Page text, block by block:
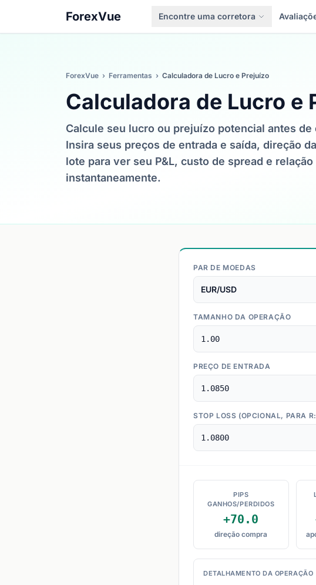
ForexVue Encontre uma corretora
ForexVue › Ferramentas › Calculadora de Lucro e Prejuízo
Calculadora de Lucro e
Calcule seu lucro ou prejuízo potencial antes de
Insira seus preços de entrada e saída, direção
lote para ver seu P&L, custo de spread e
instantaneamente.
PAR DE MOEDAS
TAMANHO DA OPERAÇÃO
PREÇO DE ENTRADA
STOP LOSS (OPCIONAL, PARA
PIPS
GANHOS/PERDIDOS
+70.0
direção compra
DETALHAMENTO DA OPERAÇÃO